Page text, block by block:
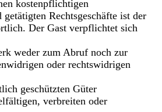
kostenpflichtigen
Rechtsgeschäfte ist der
Der Gast verpflichtet sich
weder zum Abruf noch zur
oder rechtswidrigen
geschützten Güter
verbreiten oder